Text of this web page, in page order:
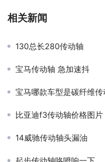
相关新闻
130总长280传动轴
宝马传动轴 急加速抖
宝马哪款车型是碳纤维传
比亚迪f3传动轴价格图片
14威驰传动轴头漏油